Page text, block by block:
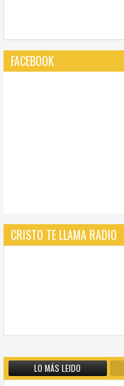
FACEBOOK
CRISTO TE LLAMA RADIO
LO MÁS LEIDO